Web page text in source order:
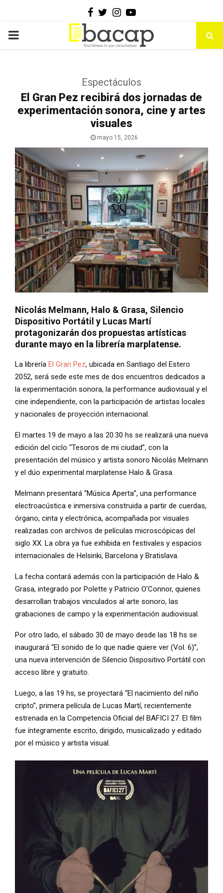
Facebook
Twitter
Instagram
Youtube
PRIMARY
Espectáculos
El Gran Pez recibirá dos jornadas de
experimentación sonora, cine y artes
visuales
mayo 15, 2026
Nicolás Melmann, Halo & Grasa, Silencio
Dispositivo Portátil y Lucas Martí
protagonizarán dos propuestas artísticas
durante mayo en la librería marplatense.
La librería El Gran Pez, ubicada en Santiago del Estero
2052, será sede este mes de dos encuentros dedicados a
la experimentación sonora, la performance audiovisual y el
cine independiente, con la participación de artistas locales
y nacionales de proyección internacional.
El martes 19 de mayo a las 20.30 hs se realizará una nueva
edición del ciclo “Tesoros de mi ciudad”, con la
presentación del músico y artista sonoro Nicolás Melmann
y el dúo experimental marplatense Halo & Grasa.
Melmann presentará “Música Aperta”, una performance
electroacústica e inmersiva construida a partir de cuerdas,
órgano, cinta y electrónica, acompañada por visuales
realizadas con archivos de películas microscópicas del
siglo XX. La obra ya fue exhibida en festivales y espacios
internacionales de Helsinki, Barcelona y Bratislava.
La fecha contará además con la participación de Halo &
Grasa, integrado por Polette y Patricio O’Connor, quienes
desarrollan trabajos vinculados al arte sonoro, las
grabaciones de campo y la experimentación audiovisual.
Por otro lado, el sábado 30 de mayo desde las 18 hs se
inaugurará “El sonido de lo que nadie quiere ver (Vol. 6)”,
una nueva intervención de Silencio Dispositivo Portátil con
acceso libre y gratuito.
Luego, a las 19 hs, se proyectará “El nacimiento del niño
cripto”, primera película de Lucas Martí, recientemente
estrenada en la Competencia Oficial del BAFICI 27. El film
fue íntegramente escrito, dirigido, musicalizado y editado
por el músico y artista visual.